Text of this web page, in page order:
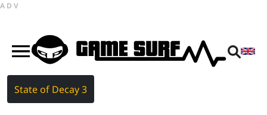
ADV
State of Decay 3